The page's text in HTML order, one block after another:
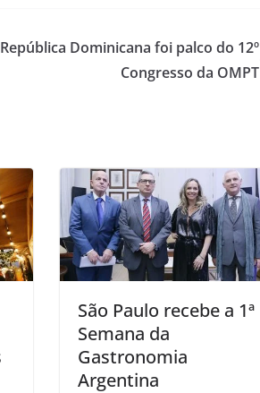
República Dominicana foi palco do 12º
Congresso da OMPT
São Paulo recebe a 1ª
Semana da
Gastronomia
Argentina